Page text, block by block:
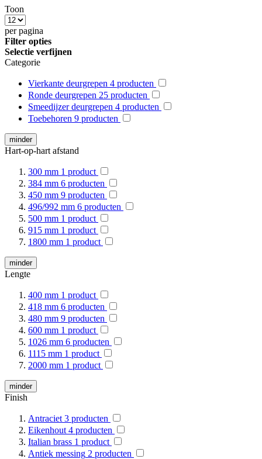
Toon
per pagina
Filter opties
Selectie verfijnen
Categorie
Vierkante deurgrepen 4 producten
Ronde deurgrepen 25 producten
Smeedijzer deurgrepen 4 producten
Toebehoren 9 producten
minder
Hart-op-hart afstand
300 mm 1 product
384 mm 6 producten
450 mm 9 producten
496/992 mm 6 producten
500 mm 1 product
915 mm 1 product
1800 mm 1 product
minder
Lengte
400 mm 1 product
418 mm 6 producten
480 mm 9 producten
600 mm 1 product
1026 mm 6 producten
1115 mm 1 product
2000 mm 1 product
minder
Finish
Antraciet 3 producten
Eikenhout 4 producten
Italian brass 1 product
Antiek messing 2 producten